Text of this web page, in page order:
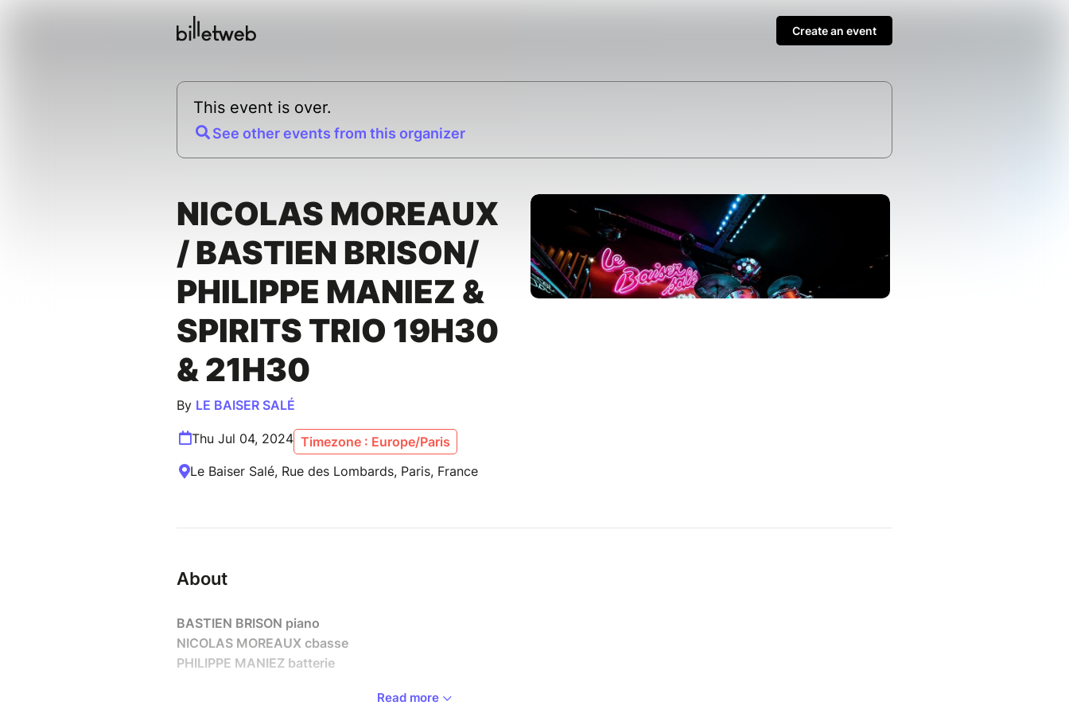
Create an event
This event is over.
See other events from this organizer
NICOLAS MOREAUX
/ BASTIEN BRISON/
PHILIPPE MANIEZ &
SPIRITS TRIO 19H30
& 21H30
By LE BAISER SALÉ
Thu Jul 04, 2024 Timezone : Europe/Paris
Le Baiser Salé, Rue des Lombards, Paris, France
About
BASTIEN BRISON piano
NICOLAS MOREAUX cbasse
PHILIPPE MANIEZ batterie
Réservation possible sur le site jusqu'à 2h avant le début du concert
Read more